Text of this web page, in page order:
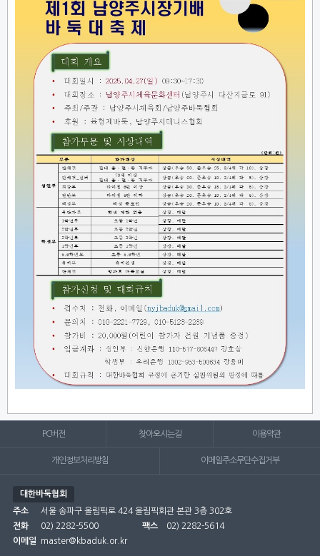
PC버전 찾아오시는길 이용약관
개인정보처리방침 이메일주소무단수집거부
대한바둑협회
주소
서울 송파구 올림픽로 424 올림픽회관 본관 3층 302호
전화
02) 2282-5500 팩스
02) 2282-5614
이메일
master@kbaduk.or.kr